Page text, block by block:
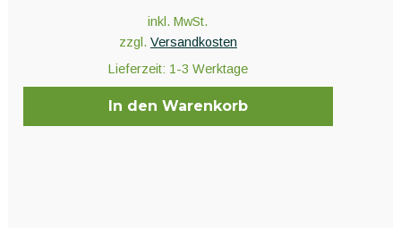
inkl. MwSt.
zzgl. Versandkosten
Lieferzeit: 1-3 Werktage
In den Warenkorb